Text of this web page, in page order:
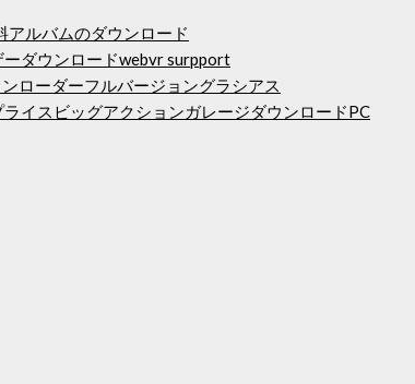
ルバムのダウンロード
ーダウンロードwebvr surpport
ローダーフルバージョングラシアス
イスビッグアクションガレージダウンロードPC